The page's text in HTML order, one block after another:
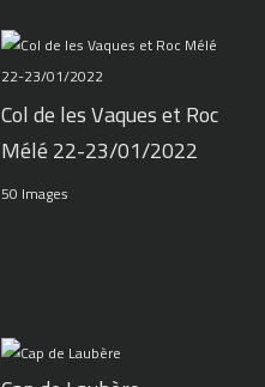
Col de les Vaques et Roc
Mélé 22-23/01/2022
50 Images